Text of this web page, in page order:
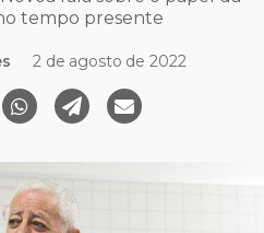
tempo presente
2 de agosto de 2022